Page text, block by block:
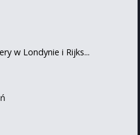
w Londynie i Rijks...